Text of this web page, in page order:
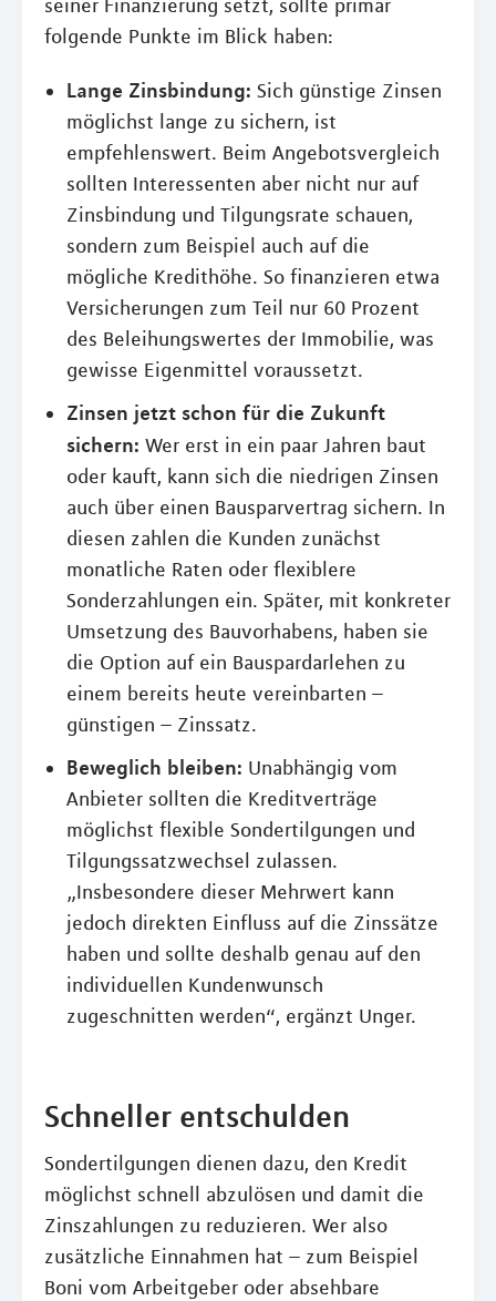
seiner Finanzierung setzt, sollte primär
folgende Punkte im Blick haben:
Lange Zinsbindung: Sich günstige Zinsen
möglichst lange zu sichern, ist
empfehlenswert. Beim Angebotsvergleich
sollten Interessenten aber nicht nur auf
Zinsbindung und Tilgungsrate schauen,
sondern zum Beispiel auch auf die
mögliche Kredithöhe. So finanzieren etwa
Versicherungen zum Teil nur 60 Prozent
des Beleihungswertes der Immobilie, was
gewisse Eigenmittel voraussetzt.
Zinsen jetzt schon für die Zukunft
sichern: Wer erst in ein paar Jahren baut
oder kauft, kann sich die niedrigen Zinsen
auch über einen Bausparvertrag sichern. In
diesen zahlen die Kunden zunächst
monatliche Raten oder flexiblere
Sonderzahlungen ein. Später, mit konkreter
Umsetzung des Bauvorhabens, haben sie
die Option auf ein Bauspardarlehen zu
einem bereits heute vereinbarten –
günstigen – Zinssatz.
Beweglich bleiben: Unabhängig vom
Anbieter sollten die Kreditverträge
möglichst flexible Sondertilgungen und
Tilgungssatzwechsel zulassen.
„Insbesondere dieser Mehrwert kann
jedoch direkten Einfluss auf die Zinssätze
haben und sollte deshalb genau auf den
individuellen Kundenwunsch
zugeschnitten werden“, ergänzt Unger.
Schneller entschulden
Sondertilgungen dienen dazu, den Kredit
möglichst schnell abzulösen und damit die
Zinszahlungen zu reduzieren. Wer also
zusätzliche Einnahmen hat – zum Beispiel
Boni vom Arbeitgeber oder absehbare